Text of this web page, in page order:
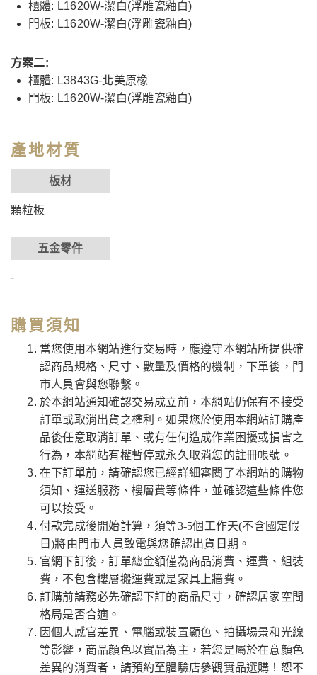
櫃體: L1620W-潔白(浮雕瓷釉白)
門板: L1620W-潔白(浮雕瓷釉白)
方案二:
櫃體: L3843G-北美原橡
門板: L1620W-潔白(浮雕瓷釉白)
產地材質
板材
顆粒板
五金零件
-
購買須知
當您使用本網站進行交易時，應遵守本網站所提供確
認商品規格、尺寸、數量及價格的機制，下單後，門
市人員會與您聯繫。
於本網站通知確認交易成立前，本網站仍保有不接受
訂單或取消出貨之權利。如果您於使用本網站訂購產
品後任意取消訂單、或有任何造成作業困擾或損害之
行為，本網站有權暫停或永久取消您的註冊帳號。
在下訂單前，請確認您已經詳細審閱了本網站的購物
須知、運送服務、樓層費等條件，並確認這些條件您
可以接受。
付款完成後開始計算，須等3-5個工作天(不含國定假
日)將由門市人員致電與您確認出貨日期。
官網下訂後，訂單總金額僅為商品消費、運費、組裝
費，不包含樓層搬運費或是家具上牆費。
訂購前請務必先確認下訂的商品尺寸，確認居家空間
格局是否合適。
因個人感官差異、電腦或裝置顯色、拍攝場景和光線
等影響，商品顏色以實品為主，若您是屬於在意顏色
差異的消費者，請預約至體驗店參觀實品選購！恕不